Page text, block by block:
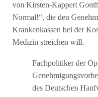
von Kirsten-Kappert
Normal!“, die den
Krankenkassen bei der
Medizin streichen will.
Fachpolitiker der
des Deutschen